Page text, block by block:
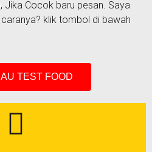
Jika Cocok baru pesan. Saya
klik tombol di bawah
TEST FOOD